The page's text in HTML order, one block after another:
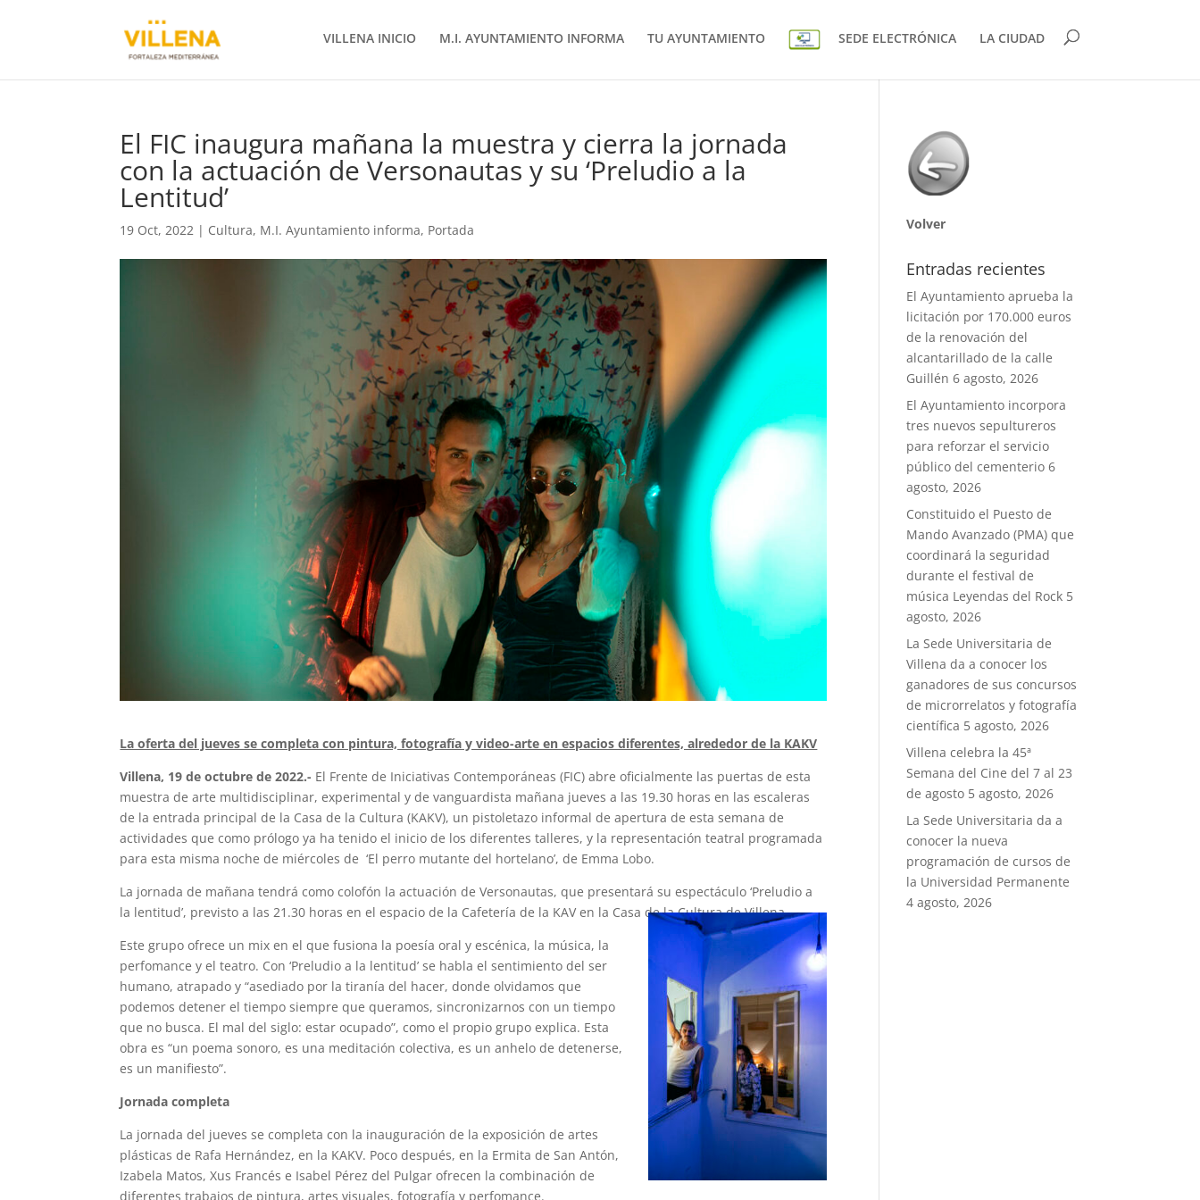
VILLENA INICIO M.I. AYUNTAMIENTO INFORMA TU AYUNTAMIENTO SEDE ELECTRÓNICA LA CIUDAD
El FIC inaugura mañana la muestra y cierra la jornada
con la actuación de Versonautas y su ‘Preludio a la
Lentitud’
19 Oct, 2022 | Cultura, M.I. Ayuntamiento informa, Portada
La oferta del jueves se completa con pintura, fotografía y video-arte en espacios diferentes, alrededor de la KAKV
Villena, 19 de octubre de 2022.- El Frente de Iniciativas Contemporáneas (FIC) abre oficialmente las puertas de esta
muestra de arte multidisciplinar, experimental y de vanguardista mañana jueves a las 19.30 horas en las escaleras
de la entrada principal de la Casa de la Cultura (KAKV), un pistoletazo informal de apertura de esta semana de
actividades que como prólogo ya ha tenido el inicio de los diferentes talleres, y la representación teatral programada
para esta misma noche de miércoles de ‘El perro mutante del hortelano’, de Emma Lobo.
La jornada de mañana tendrá como colofón la actuación de Versonautas, que presentará su espectáculo ‘Preludio a
la lentitud’, previsto a las 21.30 horas en el espacio de la Cafetería de la KAV en la Casa de la Cultura de Villena.
Este grupo ofrece un mix en el que fusiona la poesía oral y escénica, la música, la
perfomance y el teatro. Con ‘Preludio a la lentitud’ se habla el sentimiento del ser
humano, atrapado y “asediado por la tiranía del hacer, donde olvidamos que
podemos detener el tiempo siempre que queramos, sincronizarnos con un tiempo
que no busca. El mal del siglo: estar ocupado”, como el propio grupo explica. Esta
obra es “un poema sonoro, es una meditación colectiva, es un anhelo de detenerse,
es un manifiesto”.
Jornada completa
La jornada del jueves se completa con la inauguración de la exposición de artes
plásticas de Rafa Hernández, en la KAKV. Poco después, en la Ermita de San Antón,
Izabela Matos, Xus Francés e Isabel Pérez del Pulgar ofrecen la combinación de
diferentes trabajos de pintura, artes visuales, fotografía y perfomance.
Volver
Entradas recientes
El Ayuntamiento aprueba la
licitación por 170.000 euros
de la renovación del
alcantarillado de la calle
Guillén 6 agosto, 2026
El Ayuntamiento incorpora
tres nuevos sepultureros
para reforzar el servicio
público del cementerio 6
agosto, 2026
Constituido el Puesto de
Mando Avanzado (PMA) que
coordinará la seguridad
durante el festival de
música Leyendas del Rock 5
agosto, 2026
La Sede Universitaria de
Villena da a conocer los
ganadores de sus concursos
de microrrelatos y fotografía
científica 5 agosto, 2026
Villena celebra la 45ª
Semana del Cine del 7 al 23
de agosto 5 agosto, 2026
La Sede Universitaria da a
conocer la nueva
programación de cursos de
la Universidad Permanente
4 agosto, 2026